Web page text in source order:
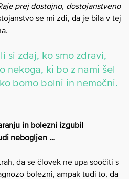
prej dostojno, dostojanstveno
se mi zdi, da je bila v tej
si zdaj, ko smo zdravi,
nekoga, ki bo z nami šel
bomo bolni in nemočni.
in bolezni izgubil
nebogljen …
da se človek ne upa soočiti s
bolezni, ampak tudi to, da